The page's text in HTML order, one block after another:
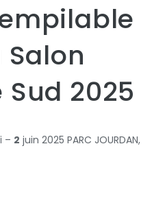
Salon
2025
– 2 juin 2025 PARC JOURDAN,